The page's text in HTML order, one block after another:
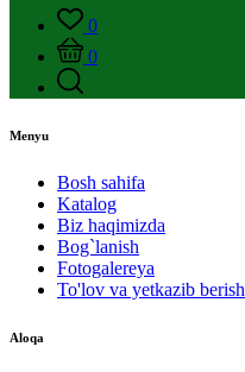
0
0
Menyu
Bosh sahifa
Katalog
Biz haqimizda
Bog`lanish
Fotogalereya
To'lov va yetkazib berish
Aloqa